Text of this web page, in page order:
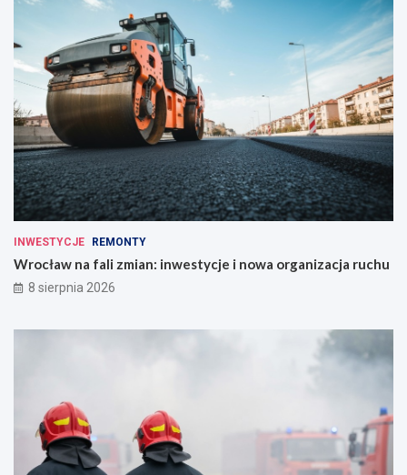
INWESTYCJE REMONTY
Wrocław na fali zmian: inwestycje i nowa organizacja ruchu
8 sierpnia 2026